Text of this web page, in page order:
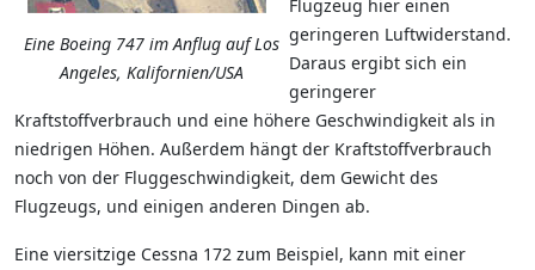
Eine Boeing 747 im Anflug auf Los
Angeles, Kalifornien/USA
Flugzeug hier einen
geringeren Luftwiderstand.
Daraus ergibt sich ein
geringerer
Kraftstoffverbrauch und eine höhere Geschwindigkeit als in
niedrigen Höhen. Außerdem hängt der Kraftstoffverbrauch
noch von der Fluggeschwindigkeit, dem Gewicht des
Flugzeugs, und einigen anderen Dingen ab.
Eine viersitzige Cessna 172 zum Beispiel, kann mit einer